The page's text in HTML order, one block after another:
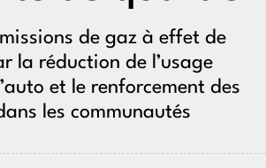
de gaz à effet de
la réduction de l’usage
et le renforcement des
les communautés